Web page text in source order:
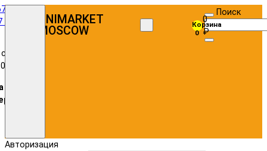
UNIMARKET
MOSCOW
Корзина
0
0
₽
Поиск
Авторизация
Популярный